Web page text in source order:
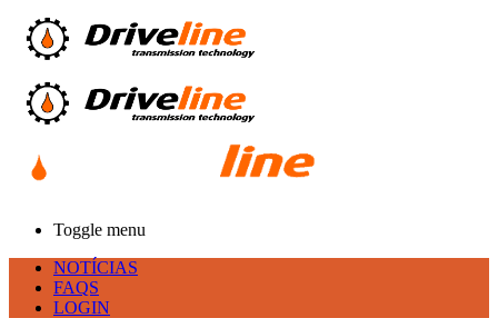
Toggle menu
NOTÍCIAS
FAQS
LOGIN